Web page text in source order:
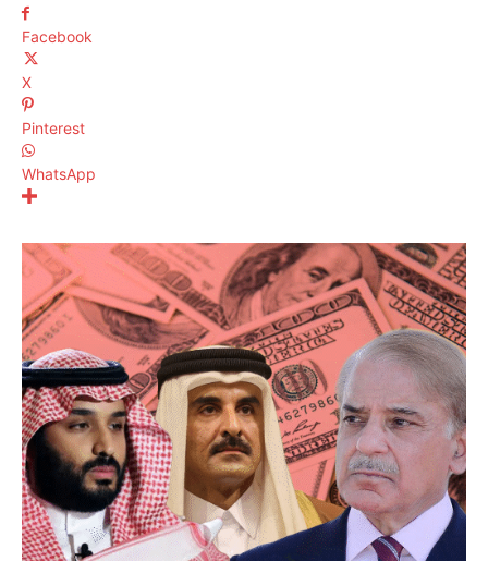
Facebook
X
Pinterest
WhatsApp